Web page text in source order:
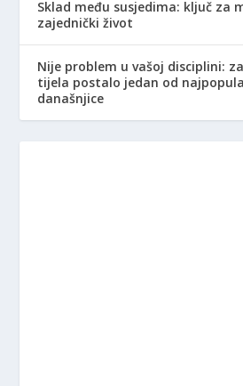
Sklad među susjedima: ključ za
zajednički život
Nije problem u vašoj disciplini:
tijela postalo jedan od
današnjice